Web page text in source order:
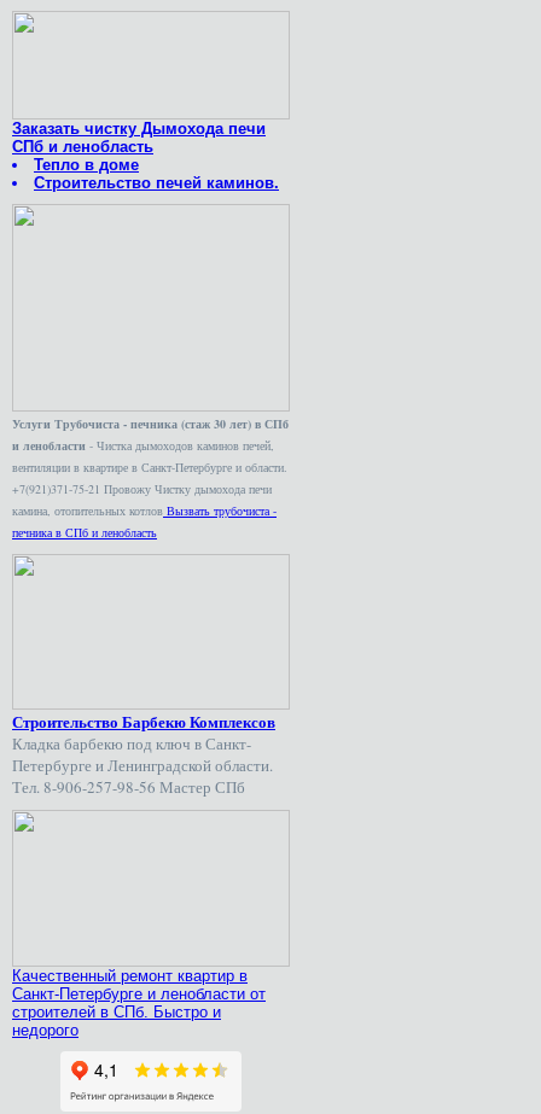
Заказать чистку Дымохода печи
СПб и ленобласть
Тепло в доме
Строительство печей каминов.
Услуги Трубочиста - печника (стаж 30 лет) в СПб
и ленобласти - Чистка дымоходов каминов печей,
вентиляции в квартире в Санкт-Петербурге и области.
+7(921)371-75-21 Провожу Чистку дымохода печи
камина, отопительных котлов Вызвать трубочиста -
печника в СПб и ленобласть
Строительство Барбекю Комплексов
Кладка барбекю под ключ в Санкт-
Петербурге и Ленинградской области.
Тел. 8-906-257-98-56 Мастер СПб
Качественный ремонт квартир в
Санкт-Петербурге и ленобласти от
строителей в СПб. Быстро и
недорого